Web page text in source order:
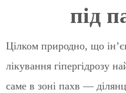
під
Цілком природно, що
лікування гіпергідрозу
саме в зоні пахв —